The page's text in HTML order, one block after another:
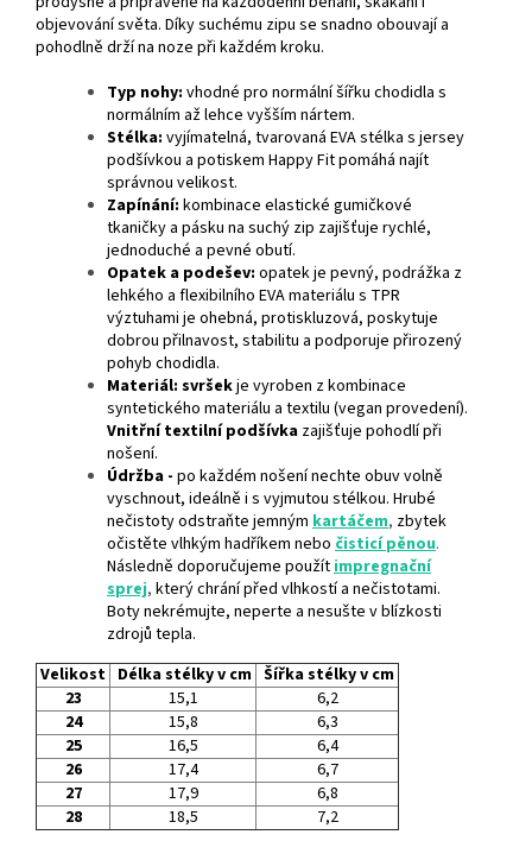
objevování světa. Díky suchému zipu se snadno obouvají a
pohodlně drží na noze při každém kroku.
Typ nohy: vhodné pro normální šířku chodidla s
normálním až lehce vyšším nártem.
Stélka: vyjímatelná, tvarovaná EVA stélka s jersey
podšívkou a potiskem Happy Fit pomáhá najít
správnou velikost.
Zapínání: kombinace elastické gumičkové
tkaničky a pásku na suchý zip zajišťuje rychlé,
jednoduché a pevné obutí.
Opatek a podešev: opatek je pevný, podrážka z
lehkého a flexibilního EVA materiálu s TPR
výztuhami je ohebná, protiskluzová, poskytuje
dobrou přilnavost, stabilitu a podporuje přirozený
pohyb chodidla.
Materiál: svršekje vyroben z kombinace
syntetického materiálu a textilu (vegan provedení).
Vnitřní textilní podšívka zajišťuje pohodlí při
nošení.
Údržba - po každém nošení nechte obuv volně
vyschnout, ideálně i s vyjmutou stélkou. Hrubé
nečistoty odstraňte jemným kartáčem, zbytek
očistěte vlhkým hadříkem nebo čisticí pěnou.
Následně doporučujeme použít impregnační
sprej, který chrání před vlhkostí a nečistotami.
Boty nekrémujte, neperte a nesušte v blízkosti
zdrojů tepla.
Velikost Délka stélky v cm Šířka stélky v cm
23
15,1
6,2
24
15,8
6,3
25
16,5
6,4
26
17,4
6,7
27
17,9
6,8
28
18,5
7,2